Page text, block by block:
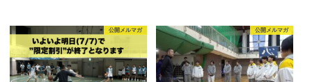
公開メルマガ 公開メルマガ